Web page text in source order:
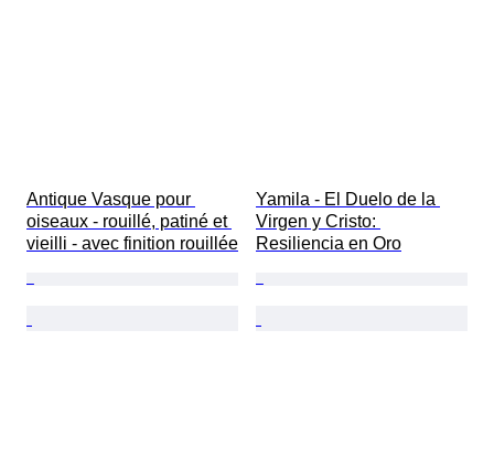
Antique Vasque pour
oiseaux - rouillé, patiné et
vieilli - avec finition rouillée
Yamila - El Duelo de la
Virgen y Cristo:
Resiliencia en Oro